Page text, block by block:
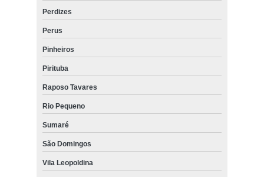
Perdizes
Perus
Pinheiros
Pirituba
Raposo Tavares
Rio Pequeno
Sumaré
São Domingos
Vila Leopoldina